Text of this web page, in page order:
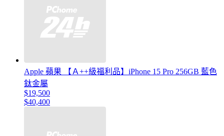
Apple 蘋果 【Ａ++級福利品】iPhone 15 Pro 256GB 藍色
鈦金屬
$19,500
$40,400